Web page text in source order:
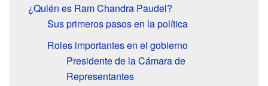
¿Quién es Ram Chandra Paudel?
Sus primeros pasos en la política
Roles importantes en el gobierno
Presidente de la Cámara de
Representantes